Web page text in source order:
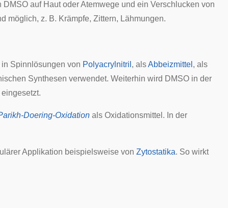
DMSO auf HautoderAtemwege und ein Verschlucken von
möglich, z. B. Krämpfe, Zittern, Lähmungen.
Spinnlösungen von Polyacrylnitril , alsAbbeizmittel , als
Synthesen verwendet. Weiterhin wird DMSO in der
eingesetzt.
Doering-Oxidation als Oxidationsmittel. In der
Applikation beispielsweise von Zytostatika. So wirkt